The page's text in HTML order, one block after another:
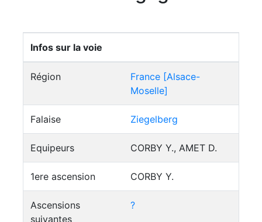
Infos sur la voie
Région
France [Alsace-
Moselle]
Falaise Ziegelberg
Equipeurs CORBY Y., AMET D.
1ere ascension CORBY Y.
Ascensions
suivantes
?